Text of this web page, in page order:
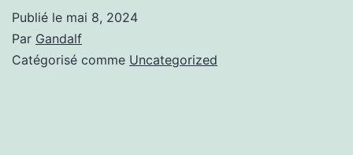
Publié le mai 8, 2024
Par Gandalf
Catégorisé comme Uncategorized